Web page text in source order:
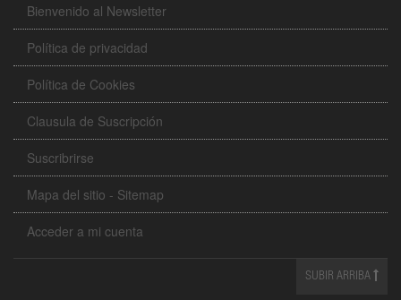
Bienvenido al Newsletter
Política de privacidad
Política de Cookies
Clausula de Suscripción
Suscribrirse
Mapa del sitio - Sitemap
Acceder a mi cuenta
SUBIR ARRIBA